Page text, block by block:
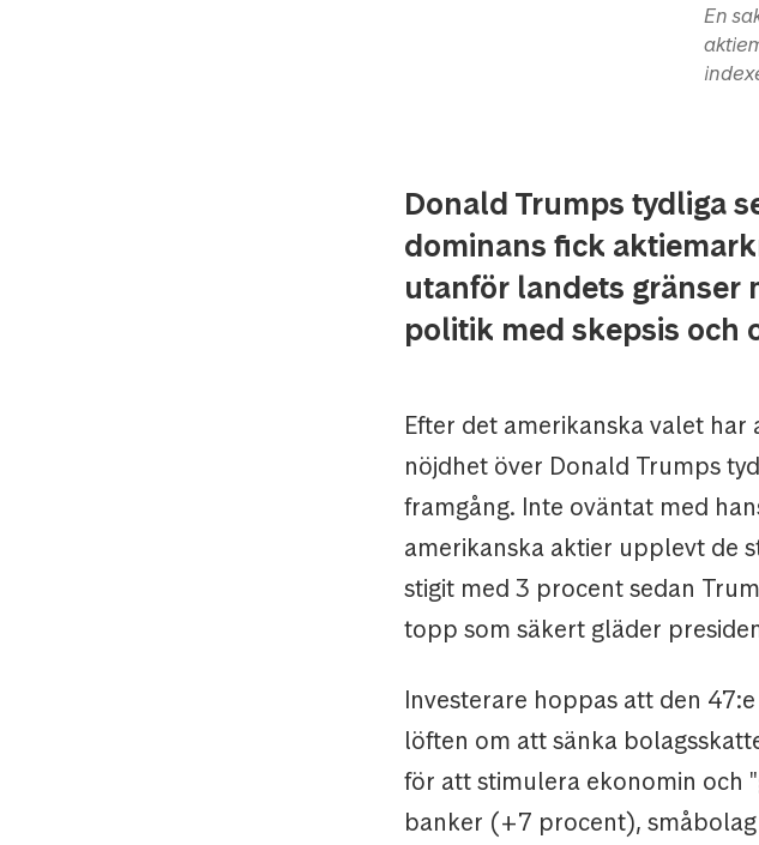
En
Donald Trumps tydliga
dominans fick
utanför landets gränser
politik med skepsis och
Efter det amerikanska valet
nöjdhet över Donald Trumps
framgång. Inte oväntat med
amerikanska aktier upplevt de
stigit med 3 procent sedan
topp som säkert gläder
Investerare hoppas att den
löften om att sänka
för att stimulera ekonomin och
banker (+7 procent),